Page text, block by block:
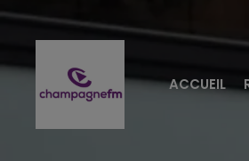
ACCUEIL